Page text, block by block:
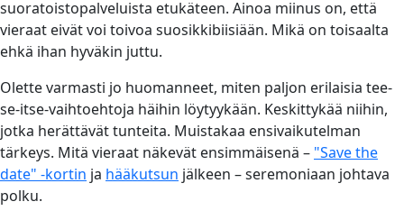
suoratoistopalveluista etukäteen. Ainoa miinus on, että
vieraat eivät voi toivoa suosikkibiisiään. Mikä on toisaalta
ehkä ihan hyväkin juttu.
Olette varmasti jo huomanneet, miten paljon erilaisia tee-
se-itse-vaihtoehtoja häihin löytyykään. Keskittykää niihin,
jotka herättävät tunteita. Muistakaa ensivaikutelman
tärkeys. Mitä vieraat näkevät ensimmäisenä – "Save the
date" -kortin ja hääkutsun jälkeen – seremoniaan johtava
polku.